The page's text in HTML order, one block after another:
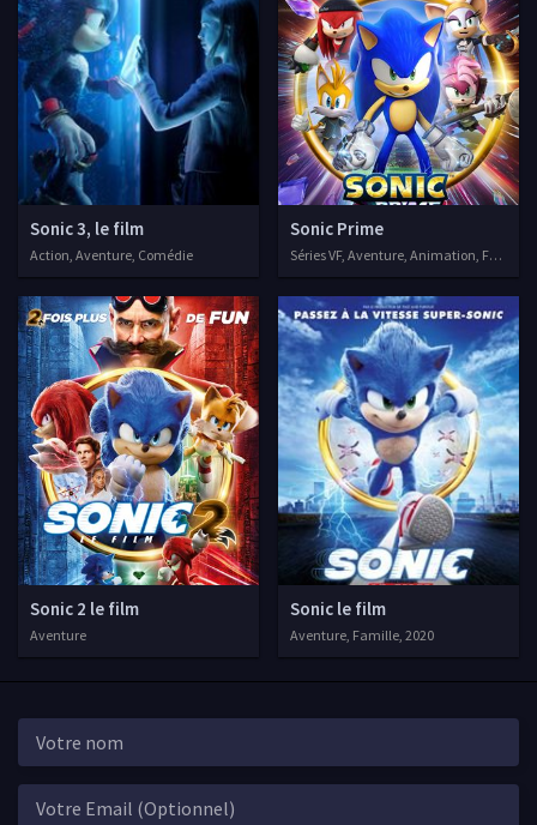
Sonic 3, le film
Action, Aventure, Comédie
Sonic Prime
Séries VF, Aventure, Animation, Famille
Sonic 2 le film
Aventure
Sonic le film
Aventure, Famille, 2020